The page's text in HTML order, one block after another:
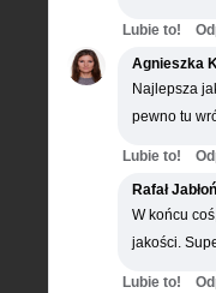
Lubie to!
Agnieszka
Najlepsza
pewno tu
Lubie to!
Rafał
W końcu
jakości.
Lubie to!